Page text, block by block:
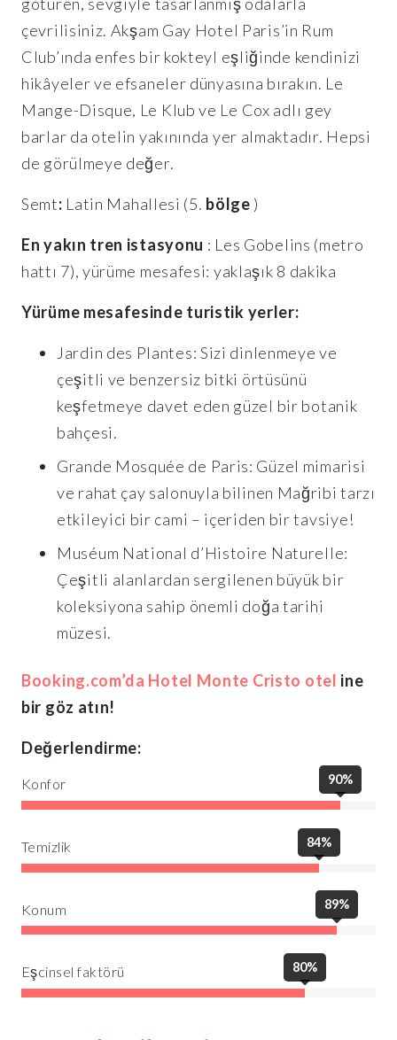
çevrilisiniz. Akşam Gay Hotel Paris’in Rum
Club’ında enfes bir kokteyl eşliğinde kendinizi
hikâyeler ve efsaneler dünyasına bırakın. Le
Mange-Disque, Le Klub ve Le Cox adlı gey
barlar da otelin yakınında yer almaktadır. Hepsi
de görülmeye değer.
Semt: Latin Mahallesi (5. bölge )
En yakın tren istasyonu : Les Gobelins (metro
hattı 7), yürüme mesafesi: yaklaşık 8 dakika
Yürüme mesafesinde turistik yerler:
Jardin des Plantes: Sizi dinlenmeye ve
çeşitli ve benzersiz bitki örtüsünü
keşfetmeye davet eden güzel bir botanik
bahçesi.
Grande Mosquée de Paris: Güzel mimarisi
ve rahat çay salonuyla bilinen Mağribi tarzı
etkileyici bir cami – içeriden bir tavsiye!
Muséum National d’Histoire Naturelle:
Çeşitli alanlardan sergilenen büyük bir
koleksiyona sahip önemli doğa tarihi
müzesi.
Booking.com’da Hotel Monte Cristo otel ine
bir göz atın!
Değerlendirme:
Konfor 90%
Temizlik 84%
Konum 89%
Eşcinsel faktörü 80%